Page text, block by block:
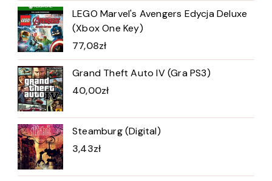
LEGO Marvel's Avengers Edycja Deluxe
(Xbox One Key)
77,08zł
Grand Theft Auto IV (Gra PS3)
40,00zł
Steamburg (Digital)
3,43zł